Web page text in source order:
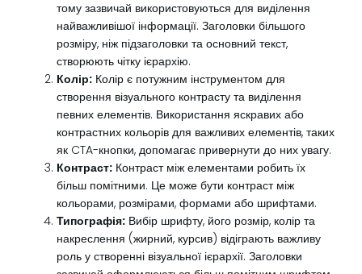
тому зазвичай використовуються для виділення
найважливішої інформації. Заголовки більшого
розміру, ніж підзаголовки та основний текст,
створюють чітку ієрархію.
Колір: Колір є потужним інструментом для
створення візуального контрасту та виділення
певних елементів. Використання яскравих або
контрастних кольорів для важливих елементів, таких
як CTA-кнопки, допомагає привернути до них увагу.
Контраст: Контраст між елементами робить їх
більш помітними. Це може бути контраст між
кольорами, розмірами, формами або шрифтами.
Типографія: Вибір шрифту, його розмір, колір та
накреслення (жирний, курсив) відіграють важливу
роль у створенні візуальної ієрархії. Заголовки